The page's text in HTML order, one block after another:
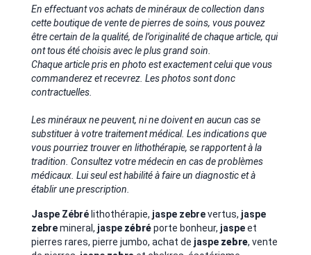
En effectuant vos achats de minéraux de collection dans
cette boutique de vente de pierres de soins, vous pouvez
être certain de la qualité, de l’originalité de chaque article, qui
ont tous été choisis avec le plus grand soin.
Chaque article pris en photo est exactement celui que vous
commanderez et recevrez. Les photos sont donc
contractuelles.
Les minéraux ne peuvent, ni ne doivent en aucun cas se
substituer à votre traitement médical. Les indications que
vous pourriez trouver en lithothérapie, se rapportent à la
tradition. Consultez votre médecin en cas de problèmes
médicaux. Lui seul est habilité à faire un diagnostic et à
établir une prescription.
Jaspe Zébré lithothérapie, jaspe zebrevertus, jaspe
zebremineral, jaspe zébréporte bonheur, jaspeet
pierres rares, pierre jumbo, achat de jaspe zebre, vente